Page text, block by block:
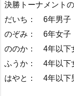
決勝トーナメント
だいち： 6年男
のぞみ： 6年女
ののか： 4年以
ふうか： 4年以
はやと： 4年以